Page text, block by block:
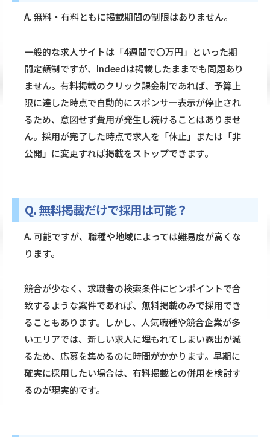
A. 無料・有料ともに掲載期間の制限はありません。
一般的な求人サイトは「4週間で〇万円」といった期
間定額制ですが、Indeedは掲載したままでも問題あり
ません。有料掲載のクリック課金制であれば、予算上
限に達した時点で自動的にスポンサー表示が停止され
るため、意図せず費用が発生し続けることはありませ
ん。採用が完了した時点で求人を「休止」または「非
公開」に変更すれば掲載をストップできます。
Q. 無料掲載だけで採用は可能？
A. 可能ですが、職種や地域によっては難易度が高くな
ります。
競合が少なく、求職者の検索条件にピンポイントで合
致するような案件であれば、無料掲載のみで採用でき
ることもあります。しかし、人気職種や競合企業が多
いエリアでは、新しい求人に埋もれてしまい露出が減
るため、応募を集めるのに時間がかかります。早期に
確実に採用したい場合は、有料掲載との併用を検討す
るのが現実的です。